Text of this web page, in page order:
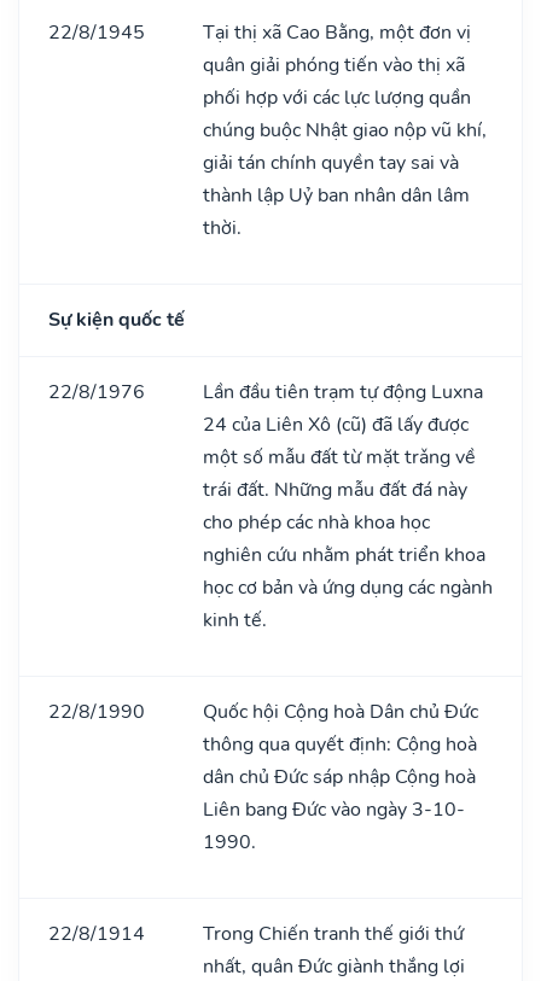
22/8/1945
Tại thị xã Cao Bằng, một đơn vị
quân giải phóng tiến vào thị xã
phối hợp với các lực lượng quần
chúng buộc Nhật giao nộp vũ khí,
giải tán chính quyền tay sai và
thành lập Uỷ ban nhân dân lâm
thời.
Sự kiện quốc tế
22/8/1976
Lần đầu tiên trạm tự động Luxna
24 của Liên Xô (cũ) đã lấy được
một số mẫu đất từ mặt trǎng về
trái đất. Những mẫu đất đá này
cho phép các nhà khoa học
nghiên cứu nhằm phát triển khoa
học cơ bản và ứng dụng các ngành
kinh tế.
22/8/1990
Quốc hội Cộng hoà Dân chủ Đức
thông qua quyết định: Cộng hoà
dân chủ Đức sáp nhập Cộng hoà
Liên bang Đức vào ngày 3-10-
1990.
22/8/1914
Trong Chiến tranh thế giới thứ
nhất, quân Đức giành thắng lợi